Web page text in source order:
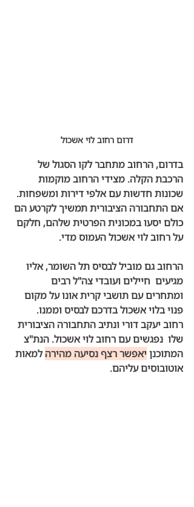
דרום רחוב לוי אשכול
בדרום, הרחוב מתחבר לקו הסגול של
הרכבת הקלה. מצידי הרחוב מוקמות
שכונות חדשות עם אלפי דירות ומשפחות.
אם התחבורה הציבורית תמשיך לקרטע הם
כולם יסעו במכונית הפרטית שלהם, חלקם
על רחוב לוי אשכול העמוס מדי.
הרחוב גם מוביל לבסיס תל השומר, אליו
מגיעים  חיילים ועובדי צה"ל רבים
ומתחרים עם תושבי קרית אונו על מקום
פנוי בלוי אשכול בדרכם לבסיס וממנו.
רחוב יעקב דורי ונתיב התחבורה הציבורית
שלו  נפגשים עם רחוב לוי אשכול. הנת"צ
המתוכנן יאפשר רצף נסיעה מהירה למאות
אוטובוסים עליהם.